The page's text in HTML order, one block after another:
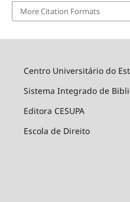
More Citation Formats
Centro Universitário do
Sistema Integrado de
Editora CESUPA
Escola de Direito